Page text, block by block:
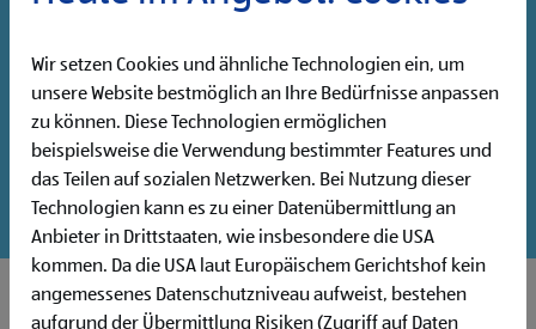
haben noch weitere Jobs, die auf dich warten!
Entdecke unsere offenen Jobs oder abonniere deinen
persönlichen Jobalarm:
Jobsuche Jobalarm
Wir setzen Cookies und ähnliche Technologien ein, um
unsere Website bestmöglich an Ihre Bedürfnisse anpassen
zu können. Diese Technologien ermöglichen
beispielsweise die Verwendung bestimmter Features und
das Teilen auf sozialen Netzwerken. Bei Nutzung dieser
Technologien kann es zu einer Datenübermittlung an
Anbieter in Drittstaaten, wie insbesondere die USA
kommen. Da die USA laut Europäischem Gerichtshof kein
angemessenes Datenschutzniveau aufweist, bestehen
aufgrund der Übermittlung Risiken (Zugriff auf Daten